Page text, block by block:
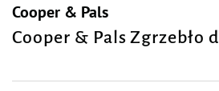
Cooper & Pals
Cooper & Pals Zgrzebło